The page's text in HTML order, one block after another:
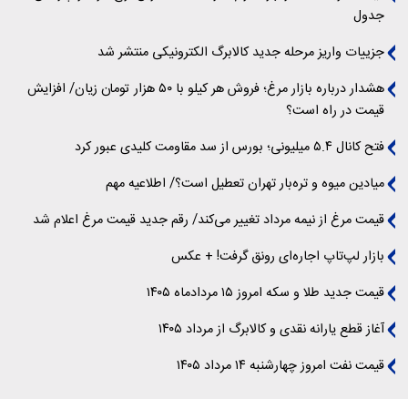
جدول
جزییات واریز مرحله جدید کالابرگ الکترونیکی منتشر شد
هشدار درباره بازار مرغ؛ فروش هر کیلو با ۵۰ هزار تومان زیان/ افزایش
قیمت در راه است؟
فتح کانال ۵.۴ میلیونی؛ بورس از سد مقاومت کلیدی عبور کرد
میادین میوه و تره‌بار تهران تعطیل است؟/ اطلاعیه مهم
قیمت مرغ از نیمه مرداد تغییر می‌کند/ رقم جدید قیمت مرغ اعلام شد
بازار لپ‌تاپ اجاره‌ای رونق گرفت! + عکس
قیمت جدید طلا و سکه امروز ۱۵ مردادماه ۱۴۰۵
آغاز قطع یارانه نقدی و کالابرگ از مرداد ۱۴۰۵
قیمت نفت امروز چهارشنبه ۱۴ مرداد ۱۴۰۵